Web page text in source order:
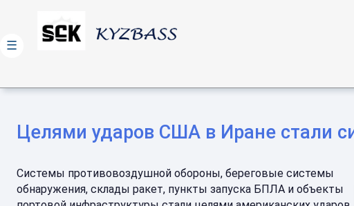
Целями ударов США в Иране стали
Системы противовоздушной обороны, береговые системы
обнаружения, склады ракет, пункты запуска БПЛА и объекты
☰